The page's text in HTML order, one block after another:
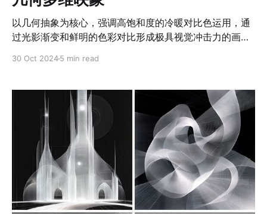
以几何抽象为核心，强调高饱和度的冷暖对比色运用，通
过光影渐变和鲜明的色彩对比形成极具视觉冲击力的画面
中蕴含动态的视觉流动感。建筑与人物的融合、象征性符
号的使用以及细腻的情感表达让作品既具象又抽象。此
外，画作可能运用数字艺术技术，呈现出复杂的几何分割
和柔和的色彩过渡，进一步增强了艺术的表现力和现代
览的核心展品，展示装饰性美学与几何抽象的独特魅力。
等空间的墙面装饰，营造梦幻与高雅的氛围。 3. 品牌视觉
设计：应用于品牌包装、广告海报、宣传画等，传递现代
30 Oct 20245 min read